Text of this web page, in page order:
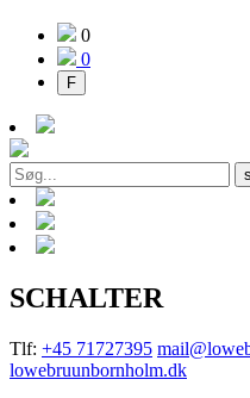
0
0
F
SCHALTER
Tlf: +45 71727395
lowebruunbornholm.dk